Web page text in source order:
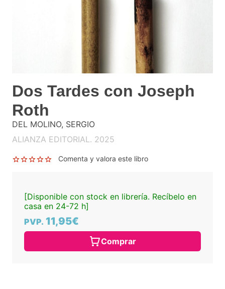
Dos Tardes con Joseph
Roth
DEL MOLINO, SERGIO
ALIANZA EDITORIAL. 2025
Comenta y valora este libro
[Disponible con stock en librería. Recíbelo en
casa en 24-72 h]
PVP. 11,95€
Comprar